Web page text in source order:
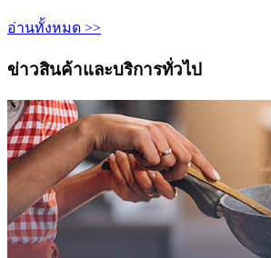
อ่านทั้งหมด >>
ข่าวสินค้าและบริการทั่วไป